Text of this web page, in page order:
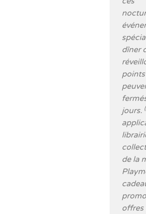
dîner
jours.
de la
offres